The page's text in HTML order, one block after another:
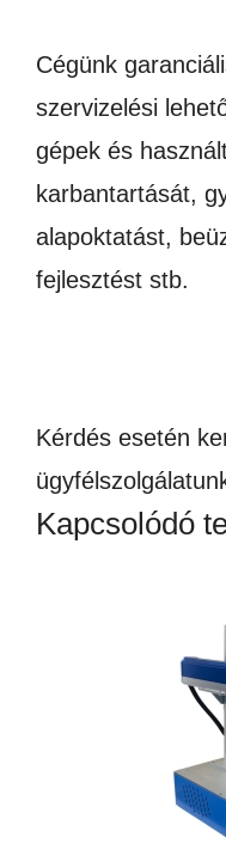
Cégünk
szervizelési
gépek és
karbantartását,
alapoktatást,
fejlesztést stb.
Kérdés esetén
Kapcsolódó